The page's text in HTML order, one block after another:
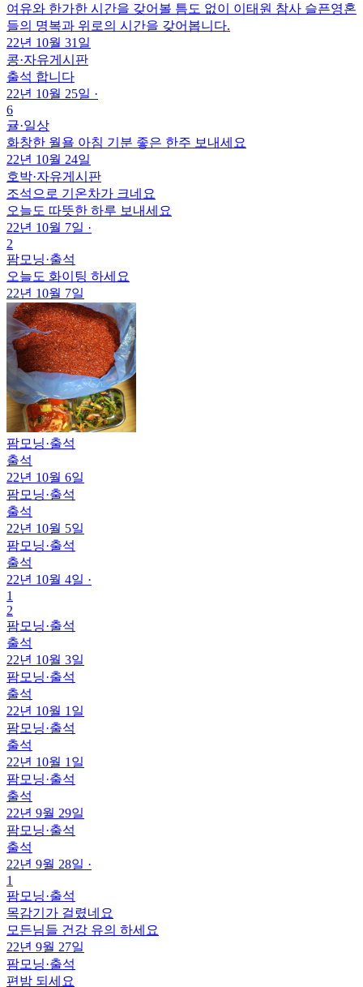
여유와 한가한 시간을 갖어볼 틈도 없이 이태원 참사 슬픈영혼
들의 명복과 위로의 시간을 갖어봅니다.
22년 10월 31일
콩·자유게시판
출석 합니다
22년 10월 25일 ·
6
귤·일상
화창한 월욜 아침 기분 좋은 한주 보내세요
22년 10월 24일
호박·자유게시판
조석으로 기온차가 크네요
오늘도 따뜻한 하루 보내세요
22년 10월 7일 ·
2
팜모닝·출석
오늘도 화이팅 하세요
22년 10월 7일
팜모닝·출석
출석
22년 10월 6일
팜모닝·출석
출석
22년 10월 5일
팜모닝·출석
출석
22년 10월 4일 ·
1
2
팜모닝·출석
출석
22년 10월 3일
팜모닝·출석
출석
22년 10월 1일
팜모닝·출석
출석
22년 10월 1일
팜모닝·출석
출석
22년 9월 29일
팜모닝·출석
출석
22년 9월 28일 ·
1
팜모닝·출석
목감기가 걸렸네요
모든님들 건강 유의 하세요
22년 9월 27일
팜모닝·출석
편밤 되세요